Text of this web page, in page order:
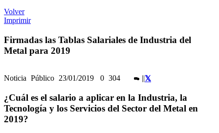
Volver
Imprimir
Firmadas las Tablas Salariales de Industria del
Metal para 2019
Noticia Público 23/01/2019 0 304 ||
¿Cuál es el salario a aplicar en la Industria, la
Tecnología y los Servicios del Sector del Metal en
2019?